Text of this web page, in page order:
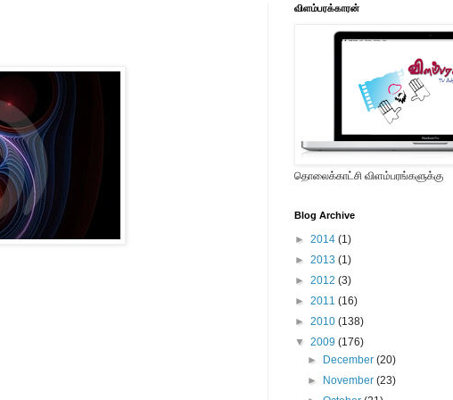
விளம்பரக்காரன்
தொலைக்காட்சி விளம்பரங்களுக்கு
Blog Archive
► 2014 (1)
► 2013 (1)
► 2012 (3)
► 2011 (16)
► 2010 (138)
▼ 2009 (176)
►
December(20)
►
November(23)